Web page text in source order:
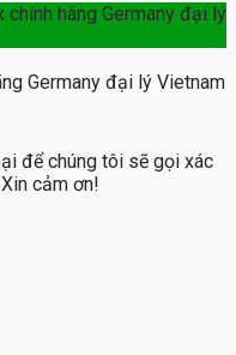
chính hãng Germany đại lý
Germany đại lý Vietnam
để chúng tôi sẽ gọi xác
cảm ơn!